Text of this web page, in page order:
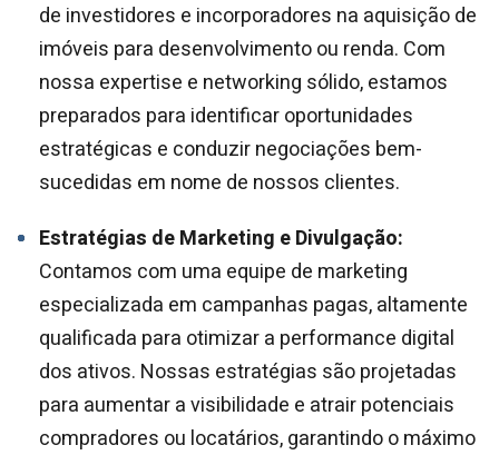
de investidores e incorporadores na aquisição de
imóveis para desenvolvimento ou renda. Com
nossa expertise e networking sólido, estamos
preparados para identificar oportunidades
estratégicas e conduzir negociações bem-
sucedidas em nome de nossos clientes.
Estratégias de Marketing e Divulgação:
Contamos com uma equipe de marketing
especializada em campanhas pagas, altamente
qualificada para otimizar a performance digital
dos ativos. Nossas estratégias são projetadas
para aumentar a visibilidade e atrair potenciais
compradores ou locatários, garantindo o máximo